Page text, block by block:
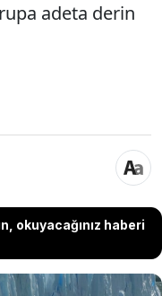
adeta derin
okuyacağınız haberi